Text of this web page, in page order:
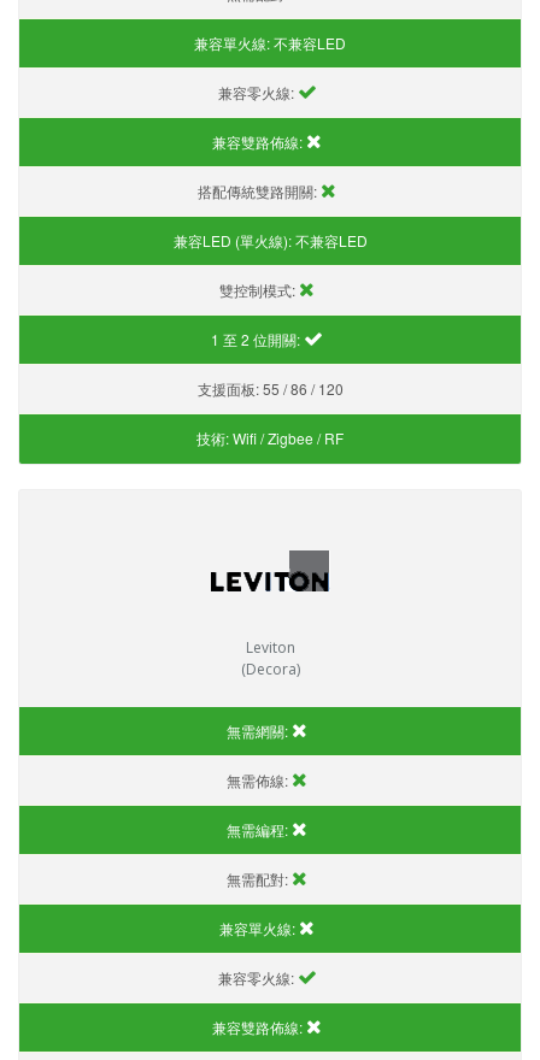
兼容單火線:不兼容LED
兼容零火線:
兼容雙路佈線:
搭配傳統雙路開關:
兼容LED (單火線):不兼容LED
雙控制模式:
1 至 2 位開關:
支援面板:55 / 86 / 120
技術:Wifi / Zigbee / RF
Leviton
(Decora)
無需網關:
無需佈線:
無需編程:
無需配對:
兼容單火線:
兼容零火線:
兼容雙路佈線: